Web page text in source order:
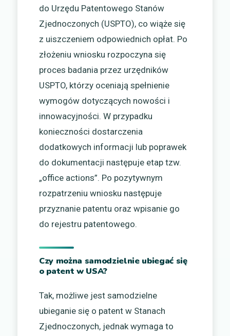
do Urzędu Patentowego Stanów
Zjednoczonych (USPTO), co wiąże się
z uiszczeniem odpowiednich opłat. Po
złożeniu wniosku rozpoczyna się
proces badania przez urzędników
USPTO, którzy oceniają spełnienie
wymogów dotyczących nowości i
innowacyjności. W przypadku
konieczności dostarczenia
dodatkowych informacji lub poprawek
do dokumentacji następuje etap tzw.
„office actions”. Po pozytywnym
rozpatrzeniu wniosku następuje
przyznanie patentu oraz wpisanie go
do rejestru patentowego.
Czy można samodzielnie ubiegać się
o patent w USA?
Tak, możliwe jest samodzielne
ubieganie się o patent w Stanach
Zjednoczonych, jednak wymaga to